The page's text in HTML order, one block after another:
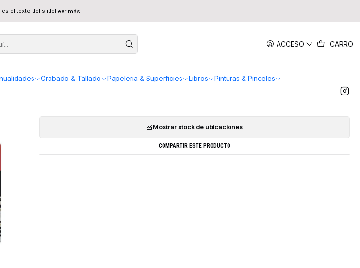
ACCESO CARRO
Grabado & Tallado Papeleria & Superficies Libros Pinturas & Pinceles
es el texto del slideLeer más
Oro Y Plata
Set 2 Marcadores Stabilo Pen 68 Metalicos Oro Y Plata
Cantidad
AGREGAR AL CARRO COMPRAR AHORA
Mostrar stock de ubicaciones
COMPARTIR ESTE PRODUCTO